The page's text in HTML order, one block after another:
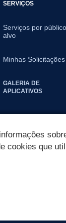
SERVIÇOS
Serviços por público
alvo
Minhas Solicitações
GALERIA DE
APLICATIVOS
cookies que